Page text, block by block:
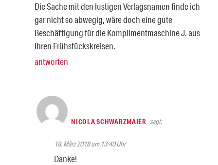
Die Sache mit den lustigen Verlagsnamen finde ich
gar nicht so abwegig, wäre doch eine gute
Beschäftigung für die Komplimentmaschine J. aus
Ihren Frühstückskreisen.
antworten
NICOLA SCHWARZMAIER sagt:
18. März 2018 um 13:40 Uhr
Danke!